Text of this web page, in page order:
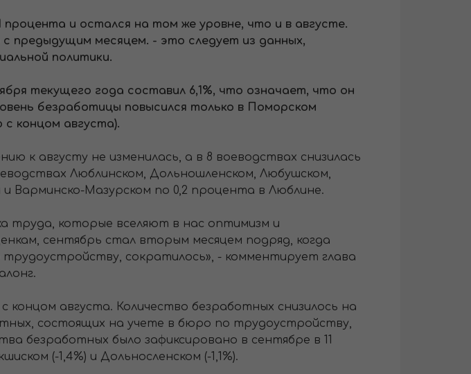
и остался на том же уровне, что и в августе.
предыдущим месяцем. - это следует из данных,
политики.
текущего года составил 6,1%, что означает, что он
безработицы повысился только в Поморском
концом августа).
к августу не изменилась, а в 8 воеводствах снизилась
Люблинском, Дольношленском, Любушском,
Варминско-Мазурском по 0,2 процента в Люблине.
труда, которые вселяют в нас оптимизм и
сентябрь стал вторым месяцем подряд, когда
сократилось», - комментирует глава
августа. Количество безработных снизилось на
состоящих на учете в бюро по трудоустройству,
безработных было зафиксировано в сентябре в 11
(-1,4%) и Дольносленском (-1,1%).